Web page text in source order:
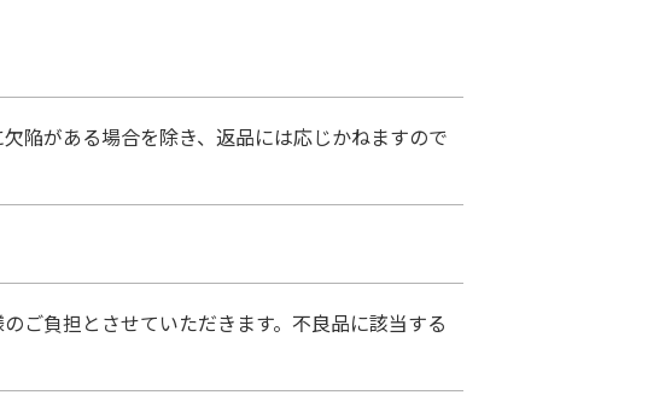
陥がある場合を除き、返品には応じかねますので
ご負担とさせていただきます。不良品に該当する